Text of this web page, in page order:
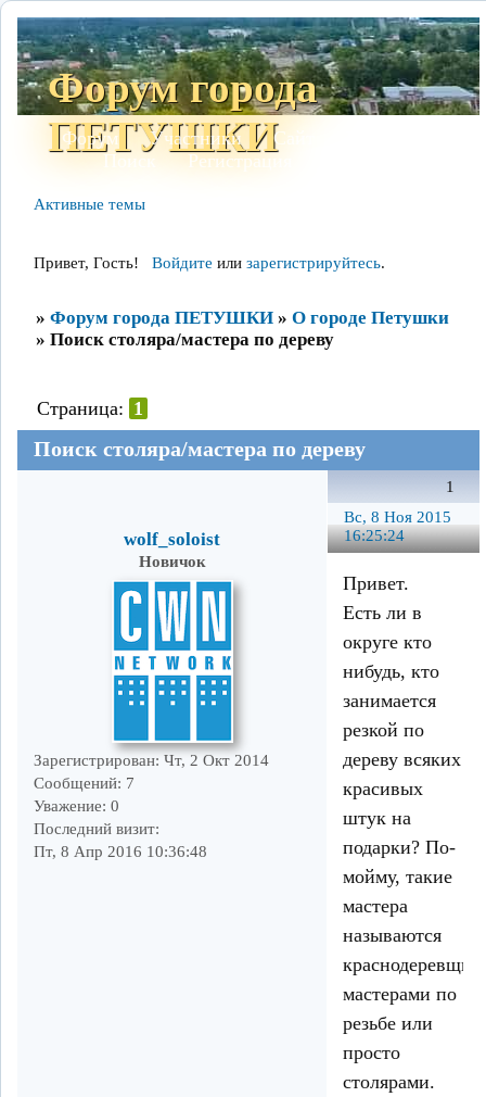
Форум города
ПЕТУШКИ
Форум Участники Сайт
Поиск
Регистрация
Активные темы
Привет, Гость! Войдите или зарегистрируйтесь.
» Форум города ПЕТУШКИ » О городе Петушки
» Поиск столяра/мастера по дереву
Поиск столяра/мастера по дереву
Страница: 1
1
Вс, 8 Ноя 2015
16:25:24
wolf_soloist
Новичок
Зарегистрирован: Чт, 2 Окт 2014
Сообщений: 7
Уважение: 0
Последний визит:
Пт, 8 Апр 2016 10:36:48
Привет.
Есть ли в
округе кто
нибудь, кто
занимается
резкой по
дереву всяких
красивых
штук на
подарки? По-
мойму, такие
мастера
называются
мастерами по
резьбе или
просто
столярами.